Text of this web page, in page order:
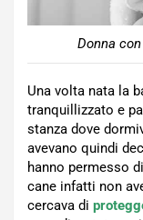
Donna
Una volta nata la
tranquillizzato e
stanza dove
avevano quindi
hanno permesso
cane infatti non
cercava di